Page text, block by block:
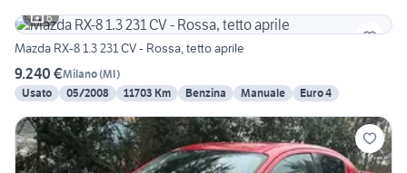
6
Mazda RX-8 1.3 231 CV - Rossa, tetto aprile
9.240 €Milano(MI)
Usato
05/2008 11703 Km Benzina Manuale Euro 4